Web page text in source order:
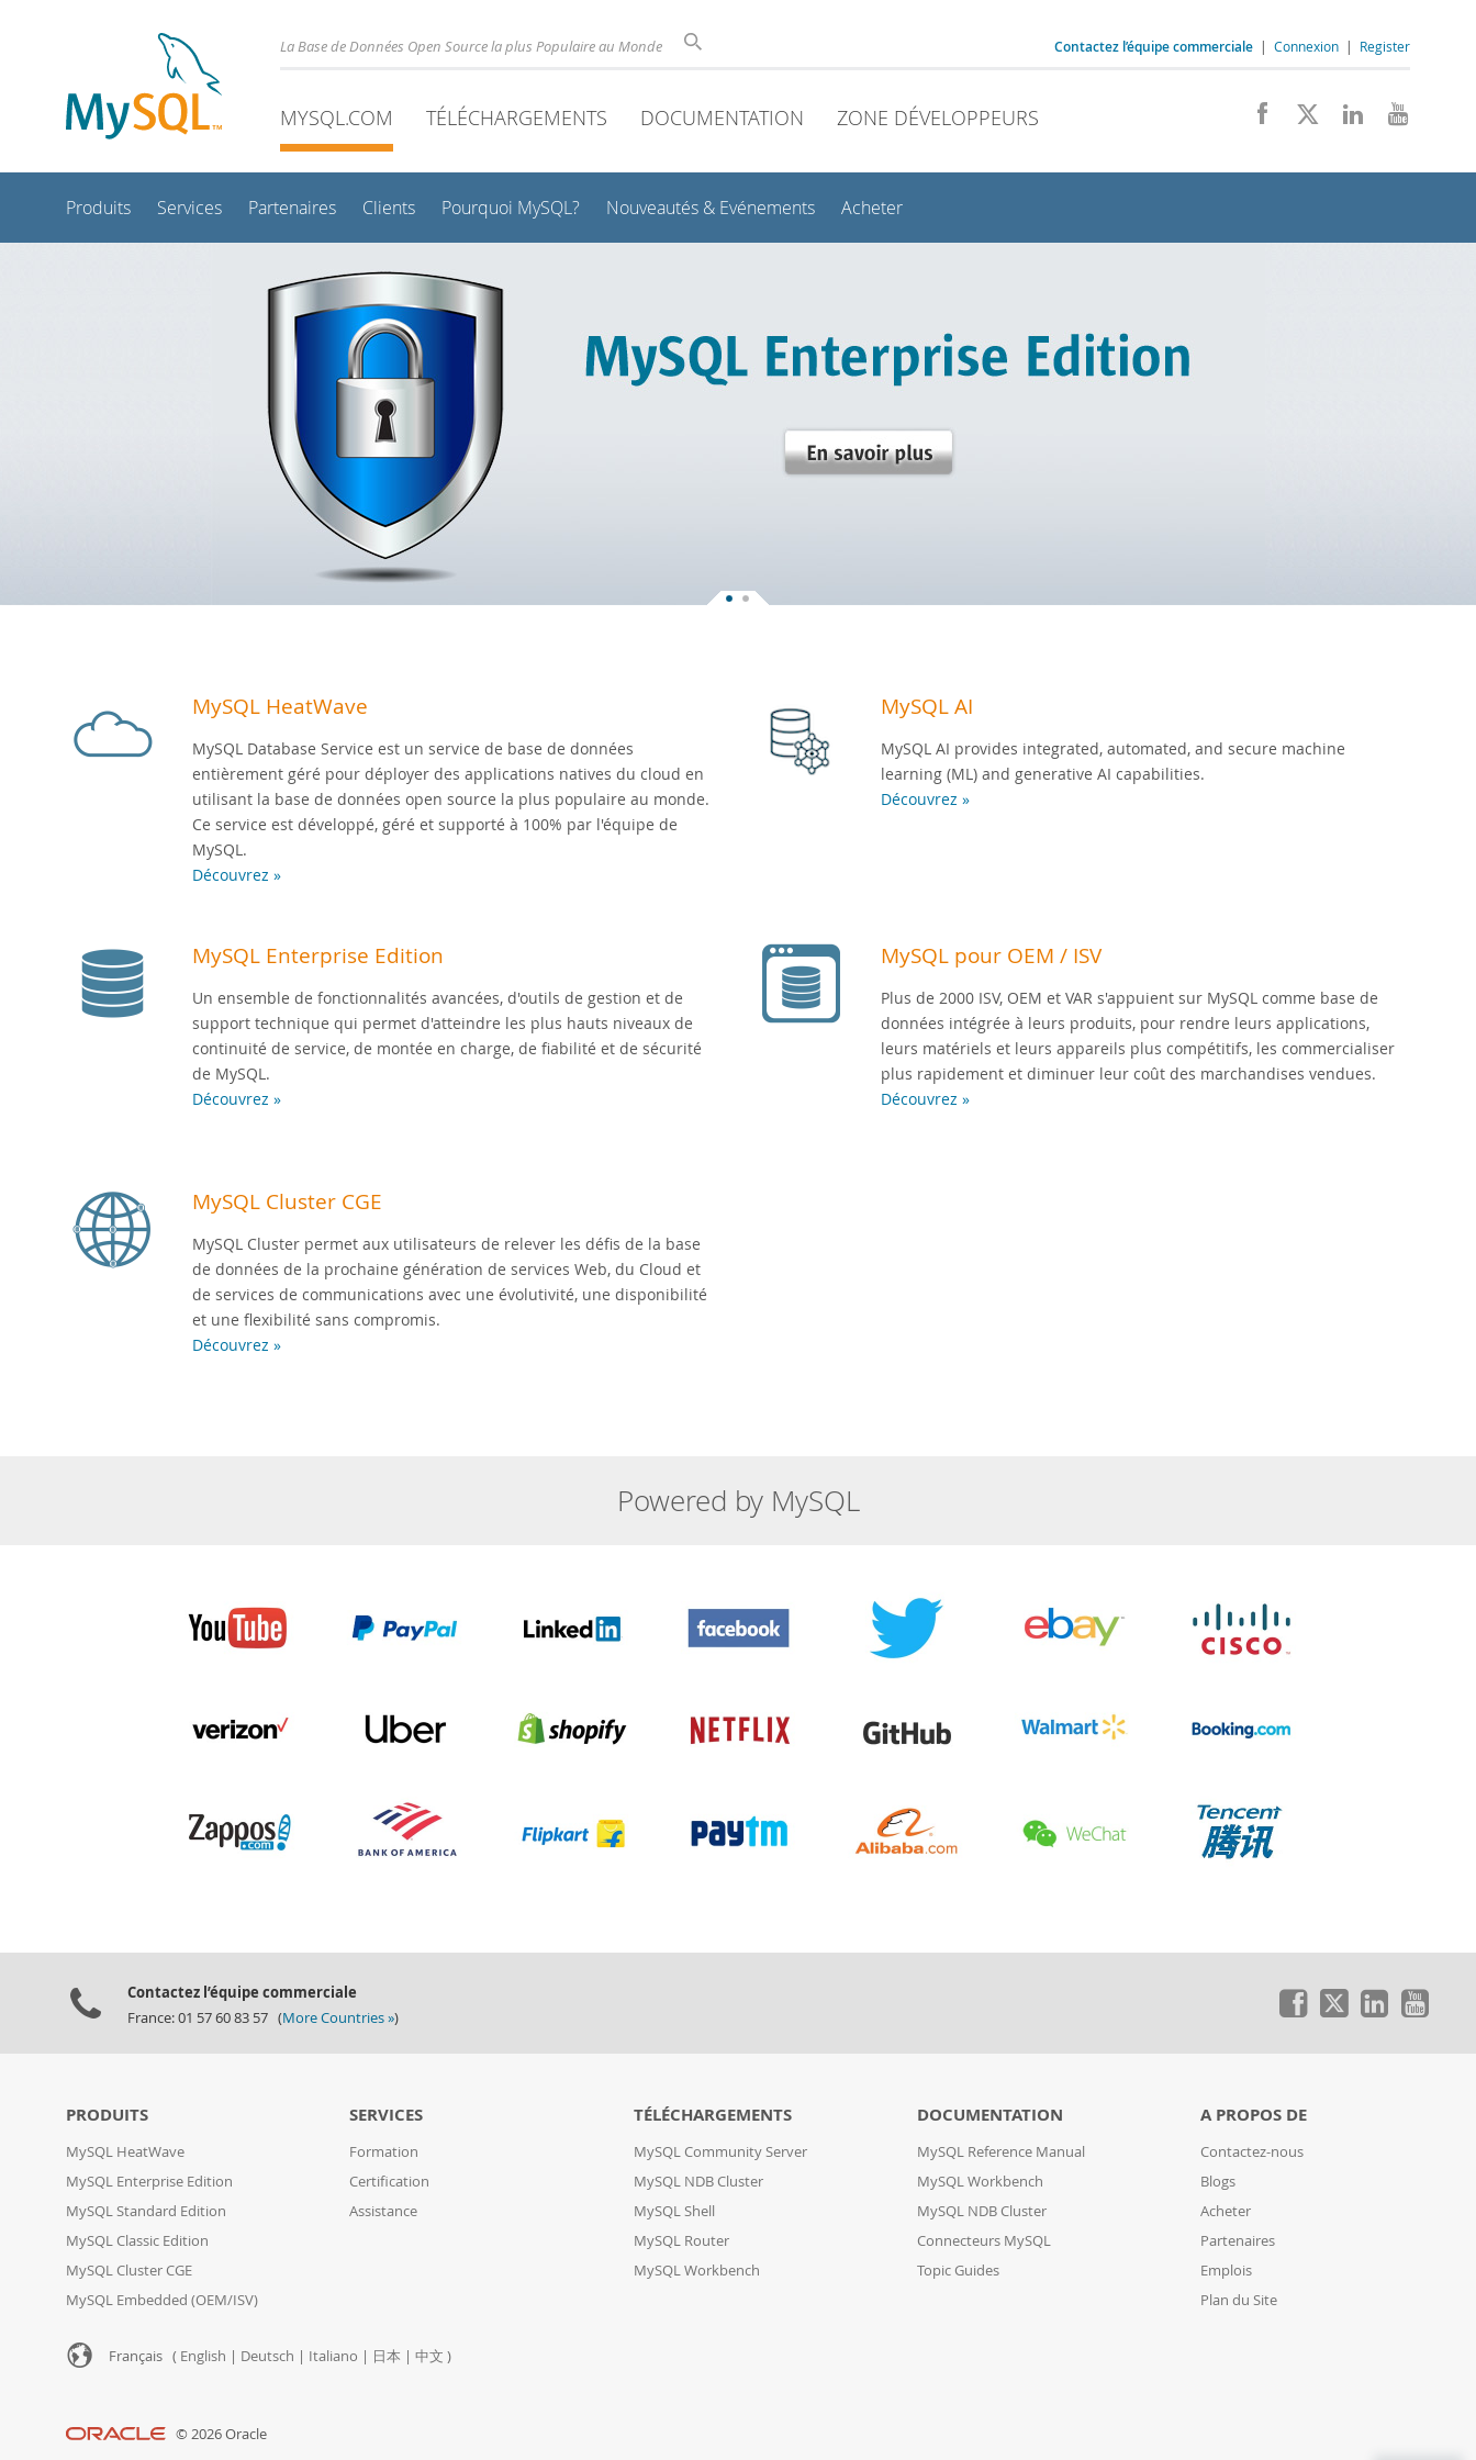
La Base de Données Open Source la plus Populaire au Monde Contactez l’équipe commerciale | Connexion | Register
MYSQL.COM TÉLÉCHARGEMENTS DOCUMENTATION ZONE DÉVELOPPEURS
Produits Services Partenaires Clients Pourquoi MySQL? Nouveautés & Evénements Acheter
MySQL HeatWave
MySQL Database Service est un service de base de données
entièrement géré pour déployer des applications natives du cloud en
utilisant la base de données open source la plus populaire au monde.
Ce service est développé, géré et supporté à 100% par l'équipe de
MySQL.
Découvrez »
MySQL AI
MySQL AI provides integrated, automated, and secure machine
learning (ML) and generative AI capabilities.
Découvrez »
MySQL Enterprise Edition
Un ensemble de fonctionnalités avancées, d'outils de gestion et de
support technique qui permet d'atteindre les plus hauts niveaux de
continuité de service, de montée en charge, de fiabilité et de sécurité
de MySQL.
Découvrez »
MySQL pour OEM / ISV
Plus de 2000 ISV, OEM et VAR s'appuient sur MySQL comme base de
données intégrée à leurs produits, pour rendre leurs applications,
leurs matériels et leurs appareils plus compétitifs, les commercialiser
plus rapidement et diminuer leur coût des marchandises vendues.
Découvrez »
MySQL Cluster CGE
MySQL Cluster permet aux utilisateurs de relever les défis de la base
de données de la prochaine génération de services Web, du Cloud et
de services de communications avec une évolutivité, une disponibilité
et une flexibilité sans compromis.
Découvrez »
Powered by MySQL
Contactez l’équipe commerciale
France: 01 57 60 83 57 (More Countries »)
PRODUITS
MySQL HeatWave
MySQL Enterprise Edition
MySQL Standard Edition
MySQL Classic Edition
MySQL Cluster CGE
MySQL Embedded (OEM/ISV)
SERVICES
Formation
Certification
Assistance
TÉLÉCHARGEMENTS
MySQL Community Server
MySQL NDB Cluster
MySQL Shell
MySQL Router
MySQL Workbench
DOCUMENTATION
MySQL Reference Manual
MySQL Workbench
MySQL NDB Cluster
Connecteurs MySQL
Topic Guides
A PROPOS DE
Contactez-nous
Blogs
Acheter
Partenaires
Emplois
Plan du Site
Français ( English | Deutsch | Italiano | 日本 | 中文 )
© 2026 Oracle